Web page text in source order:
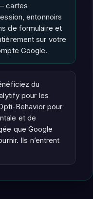
cartes
entonnoirs
de formulaire et
sur votre
Google.
du
pour les
Behavior pour
et de
que Google
Ils n’entrent